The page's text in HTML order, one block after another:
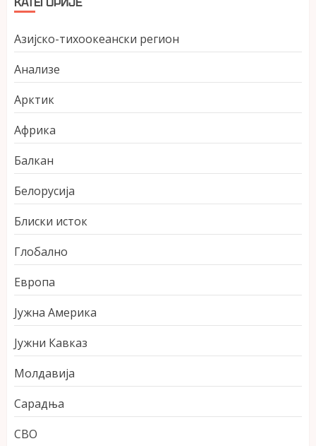
Азијско-тихоокеански регион
Анализе
Арктик
Африка
Балкан
Белорусија
Блиски исток
Глобално
Европа
Јужна Америка
Јужни Кавказ
Молдавија
Сарадња
СВО